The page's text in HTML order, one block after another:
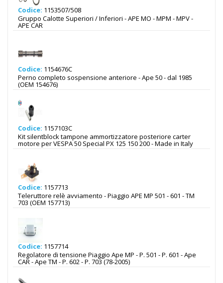
Codice: 1153507/508
Gruppo Calotte Superiori / Inferiori - APE MO - MPM - MPV -
APE CAR
Codice: 1154676C
Perno completo sospensione anteriore - Ape 50 - dal 1985
(OEM 154676)
Codice: 1157103C
Kit silentblock tampone ammortizzatore posteriore carter
motore per VESPA 50 Special PX 125 150 200 - Made in Italy
Codice: 1157713
Teleruttore relè avviamento - Piaggio APE MP 501 - 601 - TM
703 (OEM 157713)
Codice: 1157714
Regolatore di tensione Piaggio Ape MP - P. 501 - P. 601 - Ape
CAR - Ape TM - P. 602 - P. 703 (78-2005)